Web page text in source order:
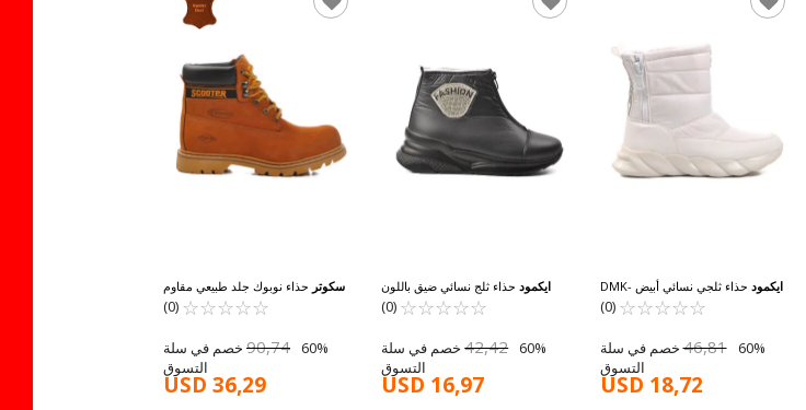
سكوتر حذاء نوبوك جلد طبيعي مقاوم
للماء للجنسين G5130 G
☆
☆
☆
☆
☆ ★
★
★
★
★
(0)
90,74 60% خصم في سلة
التسوق
USD 36,29
ايكمودحذاء ثلج نسائي ضيق باللون
الأسود 1321 Z
☆
☆
☆
☆
☆ ★
★
★
★
★
(0)
42,4260% خصم في سلة
التسوق
USD 16,97
ايكمود
حذاء ثلجي نسائي أبيض DMK-
Z001 Z
☆
☆
☆
☆
☆ ★
★
★
★
★
(0)
46,8160% خصم في سلة
التسوق
USD 18,72